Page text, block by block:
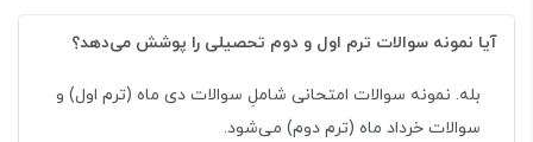
آیا نمونه سوالات ترم اول و دوم تحصیلی را پوشش می‌دهد؟
بله. نمونه سوالات امتحانی شاملِ سوالات دی ماه (ترم اول) و
سوالات خرداد ماه (ترم دوم) می‌شود.